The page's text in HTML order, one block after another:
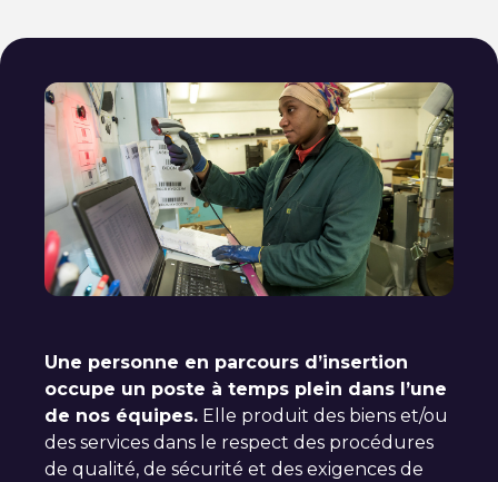
Une personne en parcours d’insertion
occupe un poste à temps plein dans l’une
de nos équipes. Elle produit des biens et/ou
des services dans le respect des procédures
de qualité, de sécurité et des exigences de